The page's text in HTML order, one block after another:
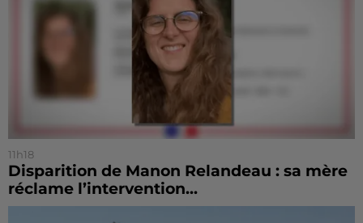
11h18
Disparition de Manon Relandeau : sa mère
réclame l’intervention...